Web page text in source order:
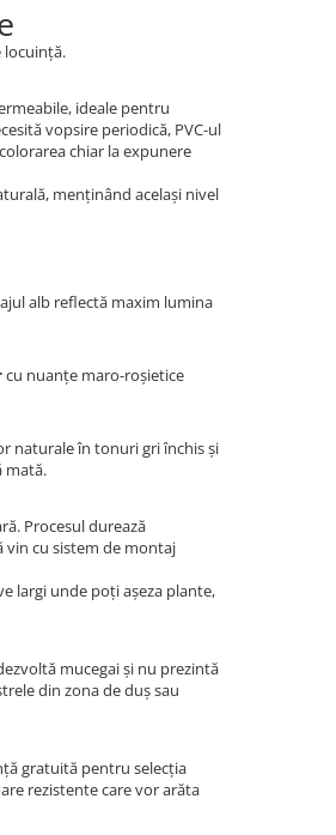
locuință.
ideale pentru
vopsire periodică, PVC-ul
chiar la expunere
menținând același nivel
alb reflectă maxim lumina
cu nuanțe maro-roșietice
naturale în tonuri gri închis și
mată.
Procesul durează
vin cu sistem de montaj
largi unde poți așeza plante,
mucegai și nu prezintă
din zona de duș sau
gratuită pentru selecția
rezistente care vor arăta